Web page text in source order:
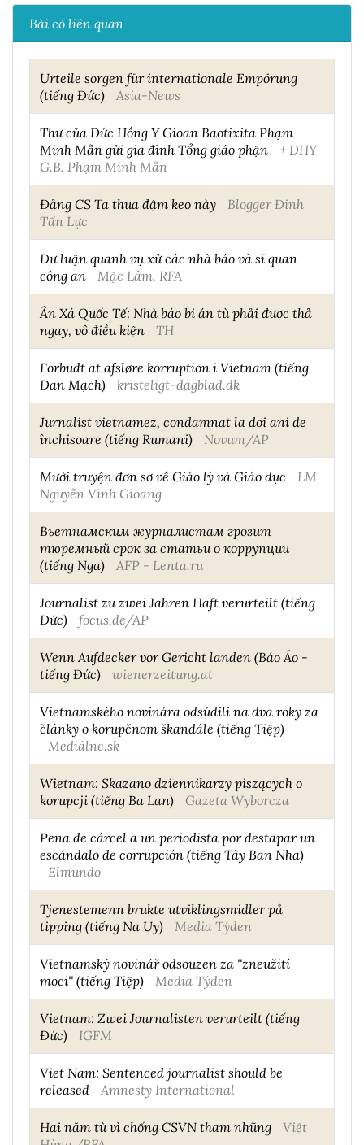
Bài có liên quan
Urteile sorgen für internationale Empörung
(tiếng Đức)
Asia-News
Thư của Đức Hồng Y Gioan Baotixita Phạm
Minh Mẫn gửi gia đình Tổng giáo phận
+ ĐHY
G.B. Phạm Minh Mẫn
Đảng CS Ta thua đậm keo này
Blogger Đinh
Tấn Lực
Dư luận quanh vụ xử các nhà báo và sĩ quan
công an
Mặc Lâm, RFA
Ân Xá Quốc Tế: Nhà báo bị án tù phải được thả
ngay, vô điều kiện
TH
Forbudt at afsløre korruption i Vietnam (tiếng
Đan Mạch)
kristeligt-dagblad.dk
Jurnalist vietnamez, condamnat la doi ani de
închisoare (tiếng Rumani)
Novum/AP
Mười truyện đơn sơ về Giáo lý và Giáo dục
LM
Nguyễn Vinh Gioang
Вьетнамским журналистам грозит
тюремный срок за статьи о коррупции
(tiếng Nga)
AFP - Lenta.ru
Journalist zu zwei Jahren Haft verurteilt (tiếng
Đức)
focus.de/AP
Wenn Aufdecker vor Gericht landen (Báo Áo -
tiếng Đức)
wienerzeitung.at
Vietnamského novinára odsúdili na dva roky za
články o korupčnom škandále (tiếng Tiệp)
Mediálne.sk
Wietnam: Skazano dziennikarzy piszących o
korupcji (tiếng Ba Lan)
Gazeta Wyborcza
Pena de cárcel a un periodista por destapar un
escándalo de corrupción (tiếng Tây Ban Nha)
Elmundo
Tjenestemenn brukte utviklingsmidler på
tipping (tiếng Na Uy)
Media Týden
Vietnamský novinář odsouzen za ''zneužití
moci'' (tiếng Tiệp)
Media Týden
Vietnam: Zwei Journalisten verurteilt (tiếng
Đức)
IGFM
Viet Nam: Sentenced journalist should be
released
Amnesty International
Hai năm tù vì chống CSVN tham nhũng
Việt